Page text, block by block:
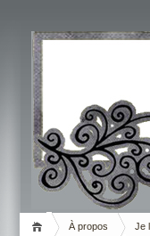
Livrement
À propos Je